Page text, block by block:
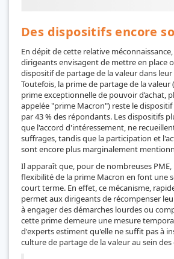
Des dispositifs encore
En dépit de cette relative
dirigeants envisagent de mettre en place
dispositif de partage de la valeur dans leur
Toutefois, la prime de partage de la valeur
prime exceptionnelle de pouvoir d’achat,
appelée "prime Macron") reste le
par 43 % des répondants. Les dispositifs
que l'accord d'intéressement, ne
suffrages, tandis que la participation et
sont encore plus marginalement
Il apparaît que, pour de nombreuses
flexibilité de la prime Macron en font une
court terme. En effet, ce mécanisme,
permet aux dirigeants de récompenser
à engager des démarches lourdes ou
cette prime demeure une mesure
d'experts estiment qu'elle ne suffit pas à
culture de partage de la valeur au sein